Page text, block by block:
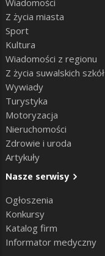
Z życia miasta
Sport
Kultura
Wiadomości z regionu
Z życia suwalskich szkół
Wywiady
Turystyka
Motoryzacja
Nieruchomości
Zdrowie i uroda
Artykuły
Nasze serwisy
Ogłoszenia
Konkursy
Katalog firm
Informator medyczny